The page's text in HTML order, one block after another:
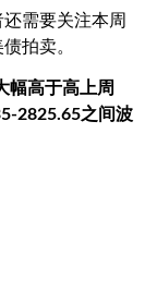
需要关注本周
拍卖。
幅高于高上周
2825.65之间波